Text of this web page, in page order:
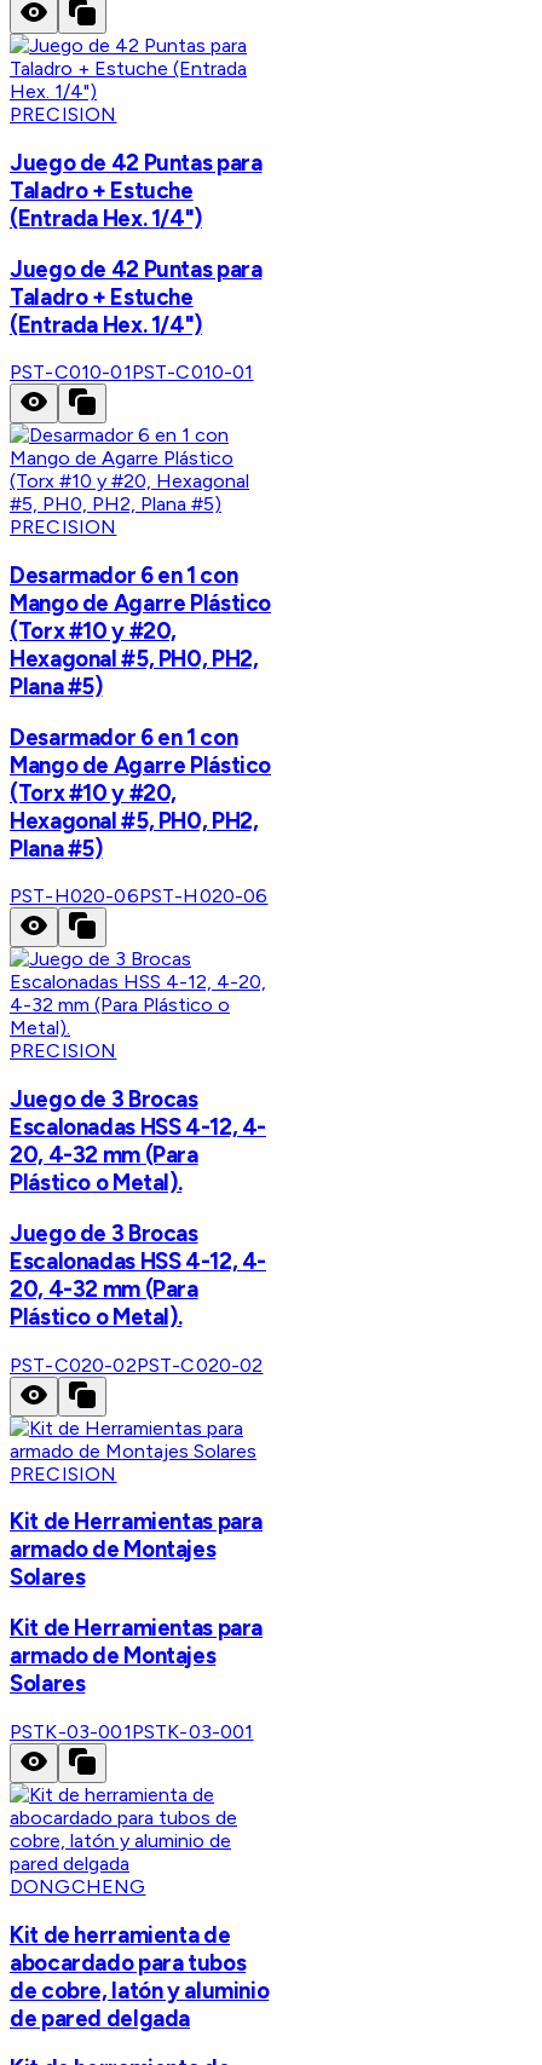
PRECISION
Juego de 42 Puntas para
Taladro + Estuche
(Entrada Hex. 1/4")
Juego de 42 Puntas para
Taladro + Estuche
(Entrada Hex. 1/4")
PST-C010-01PST-C010-01
PRECISION
Desarmador 6 en 1 con
Mango de Agarre Plástico
(Torx #10 y #20,
Hexagonal #5, PH0, PH2,
Plana #5)
Desarmador 6 en 1 con
Mango de Agarre Plástico
(Torx #10 y #20,
Hexagonal #5, PH0, PH2,
Plana #5)
PST-H020-06PST-H020-06
PRECISION
Juego de 3 Brocas
Escalonadas HSS 4-12, 4-
20, 4-32 mm (Para
Plástico o Metal).
Juego de 3 Brocas
Escalonadas HSS 4-12, 4-
20, 4-32 mm (Para
Plástico o Metal).
PST-C020-02PST-C020-02
PRECISION
Kit de Herramientas para
armado de Montajes
Solares
Kit de Herramientas para
armado de Montajes
Solares
PSTK-03-001PSTK-03-001
DONGCHENG
Kit de herramienta de
abocardado para tubos
de cobre, latón y aluminio
de pared delgada